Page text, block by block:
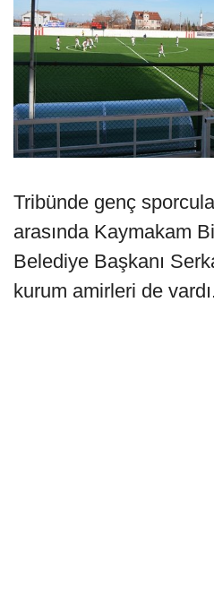
Tribünde genç
arasında Kaymakam
Belediye Başkanı
kurum amirleri de